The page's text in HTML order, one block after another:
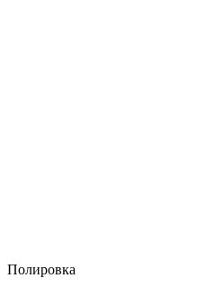
Полировка